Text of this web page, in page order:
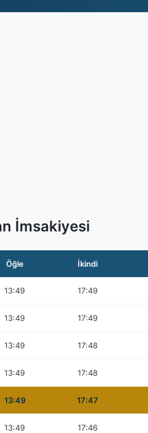
İmsakiyesi
Öğle İkindi
13:49 17:49
13:49 17:49
13:49 17:48
13:49 17:48
13:49 17:47
13:49 17:46